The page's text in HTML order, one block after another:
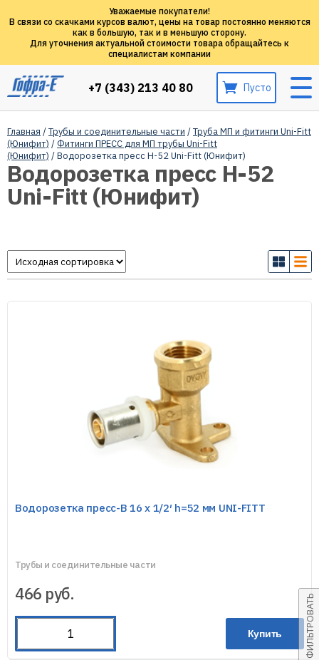
Уважаемые покупатели!
В связи со скачками курсов валют, цены на товар постоянно меняются
как в большую, так и в меньшую сторону.
Для уточнения актуальной стоимости товара обращайтесь к
специалистам компании
+7 (343) 213 40 80 Пусто
Главная /Трубы и соединительные части /Труба МП и фитинги Uni-Fitt
(Юнифит) / Фитинги ПРЕСС для МП трубы Uni-Fitt
(Юнифит) / Водорозетка пресс H-52 Uni-Fitt (Юнифит)
Водорозетка пресс H-52
Uni-Fitt (Юнифит)
ФИЛЬТРОВАТЬ
Водорозетка пресс-В 16 х 1/2′ h=52 мм UNI-FITT
Трубы и соединительные части
466 руб.
Купить